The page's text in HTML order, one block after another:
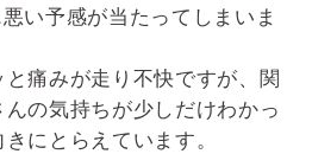
い予感が当たってしまいま
痛みが走り不快ですが、関
の気持ちが少しだけわかっ
にとらえています。